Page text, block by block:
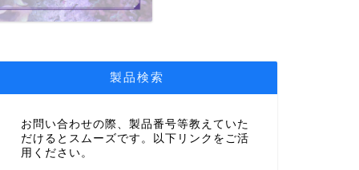
製品検索
お問い合わせの際、製品番号等教えていた
だけるとスムーズです。以下リンクをご活
用ください。